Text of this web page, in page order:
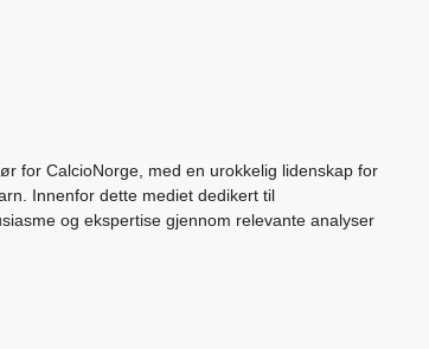
for CalcioNorge, med en urokkelig lidenskap for
Innenfor dette mediet dedikert til
og ekspertise gjennom relevante analyser